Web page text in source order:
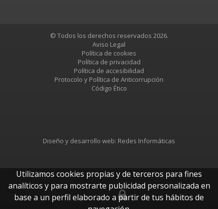
© Todos los derechos reservados 2026.
Aviso Legal
Política de cookies
Política de privacidad
Política de accesibilidad
Protocolo y Política de Anticorrupción
Código Ético
Diseño y desarrollo web: Redes Informáticas
btUpdate
Utilizamos cookies propias y de terceros para fines
analíticos y para mostrarte publicidad personalizada en
base a un perfil elaborado a partir de tus hábitos de